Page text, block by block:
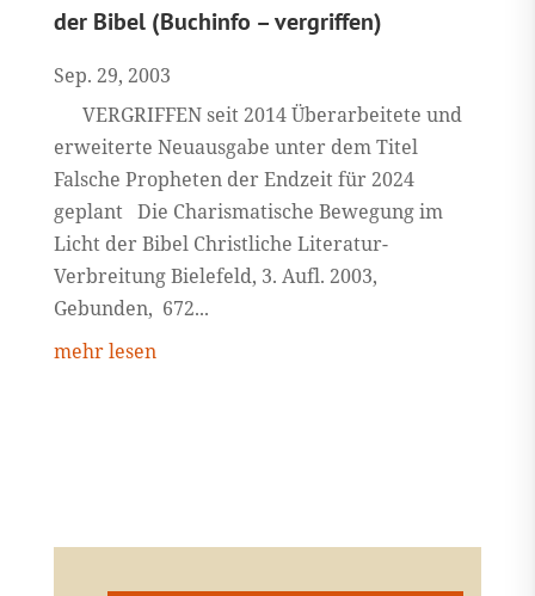
der Bibel (Buchinfo – vergriffen)
Sep. 29, 2003
VERGRIFFEN seit 2014 Überarbeitete und
erweiterte Neuausgabe unter dem Titel
Falsche Propheten der Endzeit für 2024
geplant Die Charismatische Bewegung im
Licht der Bibel Christliche Literatur-
Verbreitung Bielefeld, 3. Aufl. 2003,
Gebunden, 672...
mehr lesen